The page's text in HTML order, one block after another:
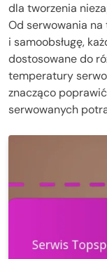
dla tworzenia
Od serwowania
i samoobsługę,
dostosowane do
temperatury
znacząco
serwowanych